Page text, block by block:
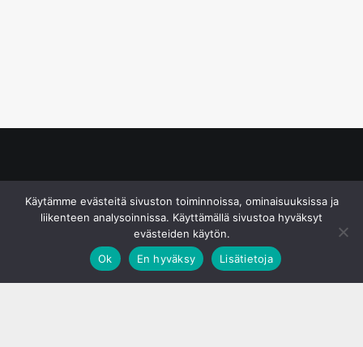
Käytämme evästeitä sivuston toiminnoissa, ominaisuuksissa ja
liikenteen analysoinnissa. Käyttämällä sivustoa hyväksyt
evästeiden käytön.
Ok
En hyväksy Lisätietoja